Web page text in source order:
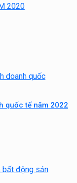
quốc tế năm 2022